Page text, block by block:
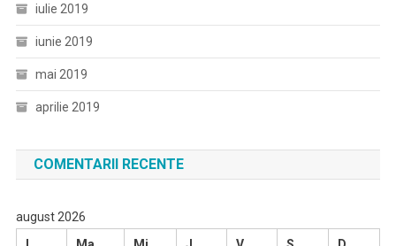
iulie 2019
iunie 2019
mai 2019
aprilie 2019
COMENTARII RECENTE
august 2026